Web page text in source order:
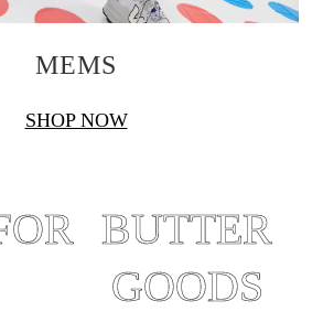
MEMS
SHOP NOW
BUTTER
GOODS